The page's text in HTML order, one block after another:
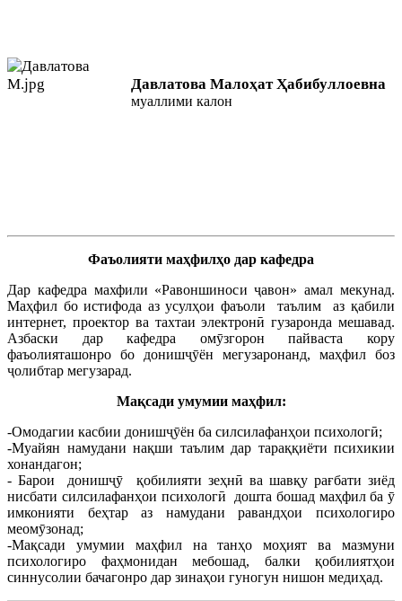
Давлатова Малоҳат Ҳабибуллоевна
муаллими калон
Фаъолияти маҳфилҳо дар кафедра
Дар кафедра махфили «Равоншиноси ҷавон» амал мекунад.
Маҳфил бо истифода аз усулҳои фаъоли таълим аз қабили
интернет, проектор ва тахтаи электронӣ гузаронда мешавад.
Азбаски дар кафедра омӯзгорон пайваста кору
фаъолияташонро бо донишҷӯён мегузаронанд, маҳфил боз
ҷолибтар мегузарад.
Мақсади умумии маҳфил:
-Омодагии касбии донишҷӯён ба силсилафанҳои психологӣ;
-Муайян намудани нақши таълим дар тараққиёти психикии
хонандагон;
- Барои донишҷӯ қобилияти зеҳнӣ ва шавқу рағбати зиёд
нисбати силсилафанҳои психологӣ дошта бошад маҳфил ба ӯ
имконияти беҳтар аз намудани равандҳои психологиро
меомӯзонад;
-Мақсади умумии маҳфил на танҳо моҳият ва мазмуни
психологиро фаҳмонидан мебошад, балки қобилиятҳои
синнусолии бачагонро дар зинаҳои гуногун нишон медиҳад.